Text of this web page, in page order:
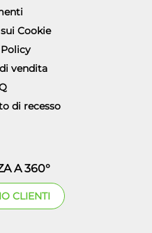
Cookie
vendita
di recesso
A 360°
CLIENTI